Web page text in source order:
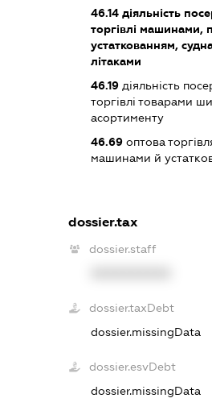
46.14діяльність
торгівлі машинами,
устаткованням,
літаками
46.19діяльність
торгівлі товарами
асортименту
46.69оптова
машинами й
dossier.tax
dossier.staff
dossier.taxDebt
dossier.missingData
dossier.esvDebt
dossier.missingData